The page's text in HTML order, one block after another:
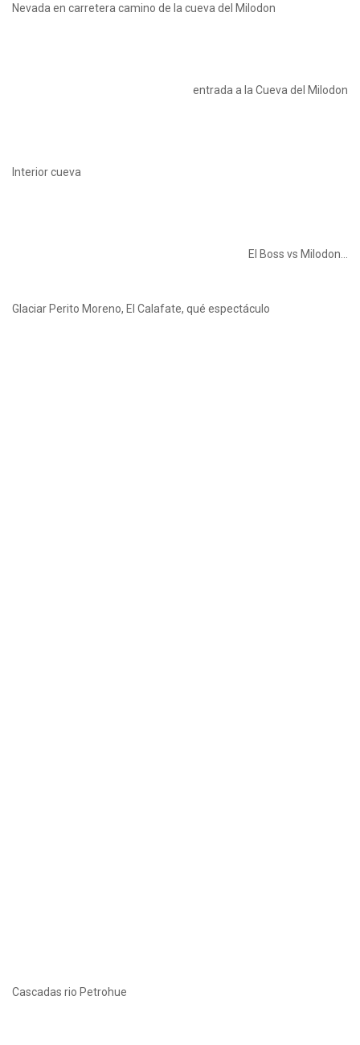
Nevada en carretera camino de la cueva del Milodon
entrada a la Cueva del Milodon
Interior cueva
El Boss vs Milodon…
Glaciar Perito Moreno, El Calafate, qué espectáculo
Cascadas rio Petrohue